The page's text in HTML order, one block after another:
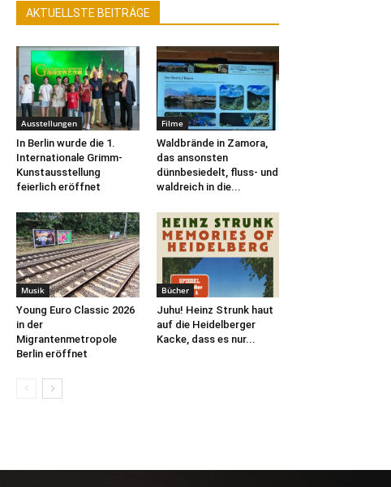
AKTUELLSTE BEITRÄGE
Ausstellungen
In Berlin wurde die 1.
Internationale Grimm-
Kunstausstellung
feierlich eröffnet
Filme
Waldbrände in Zamora,
das ansonsten
dünnbesiedelt, fluss- und
waldreich in die...
Musik
Young Euro Classic 2026
in der
Migrantenmetropole
Berlin eröffnet
Bücher
Juhu! Heinz Strunk haut
auf die Heidelberger
Kacke, dass es nur...